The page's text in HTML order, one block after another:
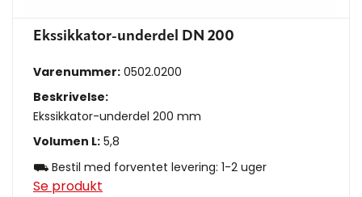
Ekssikkator-underdel DN 200
Varenummer: 0502.0200
Beskrivelse:
Ekssikkator-underdel 200 mm
Volumen L: 5,8
⛟ Bestil med forventet levering: 1-2 uger
Se produkt